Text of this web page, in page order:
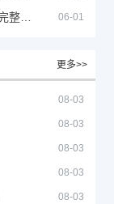
06-01
更多>>
08-03
08-03
08-03
08-03
08-03